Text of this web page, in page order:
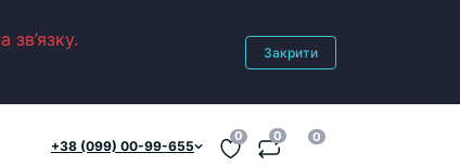
Закрити
+38 (099) 00-99-655
0 0 0